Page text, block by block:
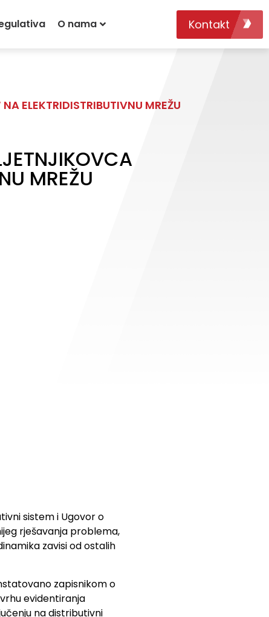
O nama Kontakt
ELEKTRIDISTRIBUTIVNU MREŽU
MREŽU
sistem i Ugovor o
rješavanja problema,
zavisi od ostalih
zapisnikom o
evidentiranja
na distributivni